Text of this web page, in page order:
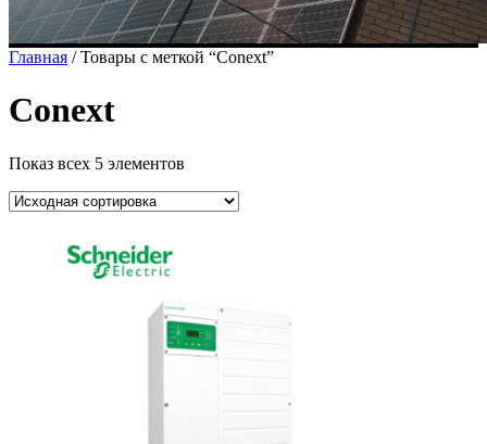
Главная / Товары с меткой “Conext”
Conext
Показ всех 5 элементов